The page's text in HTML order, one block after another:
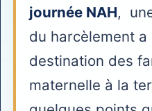
journée NAH,
du harcèlement
destination des
maternelle à la